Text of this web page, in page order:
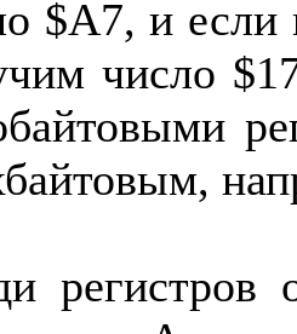
$A7, и если
число
регистров